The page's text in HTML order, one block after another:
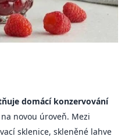
domácí konzervování
novou úroveň. Mezi
sklenice, skleněné lahve